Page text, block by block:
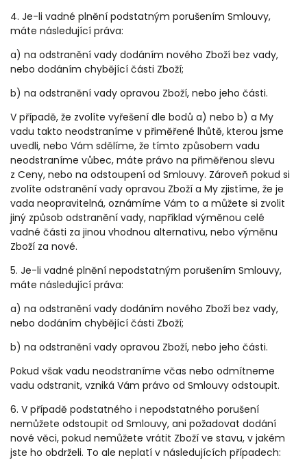
4. Je-li vadné plnění podstatným porušením Smlouvy,
máte následující práva:
a) na odstranění vady dodáním nového Zboží bez vady,
nebo dodáním chybějící části Zboží;
b) na odstranění vady opravou Zboží, nebo jeho části.
V případě, že zvolíte vyřešení dle bodů a) nebo b) a My
vadu takto neodstraníme v přiměřené lhůtě, kterou jsme
uvedli, nebo Vám sdělíme, že tímto způsobem vadu
neodstraníme vůbec, máte právo na přiměřenou slevu
z Ceny, nebo na odstoupení od Smlouvy. Zároveň pokud si
zvolíte odstranění vady opravou Zboží a My zjistíme, že je
vada neopravitelná, oznámíme Vám to a můžete si zvolit
jiný způsob odstranění vady, například výměnou celé
vadné části za jinou vhodnou alternativu, nebo výměnu
Zboží za nové.
5. Je-li vadné plnění nepodstatným porušením Smlouvy,
máte následující práva:
a) na odstranění vady dodáním nového Zboží bez vady,
nebo dodáním chybějící části Zboží;
b) na odstranění vady opravou Zboží, nebo jeho části.
Pokud však vadu neodstraníme včas nebo odmítneme
vadu odstranit, vzniká Vám právo od Smlouvy odstoupit.
6. V případě podstatného i nepodstatného porušení
nemůžete odstoupit od Smlouvy, ani požadovat dodání
nové věci, pokud nemůžete vrátit Zboží ve stavu, v jakém
jste ho obdrželi. To ale neplatí v následujících případech: